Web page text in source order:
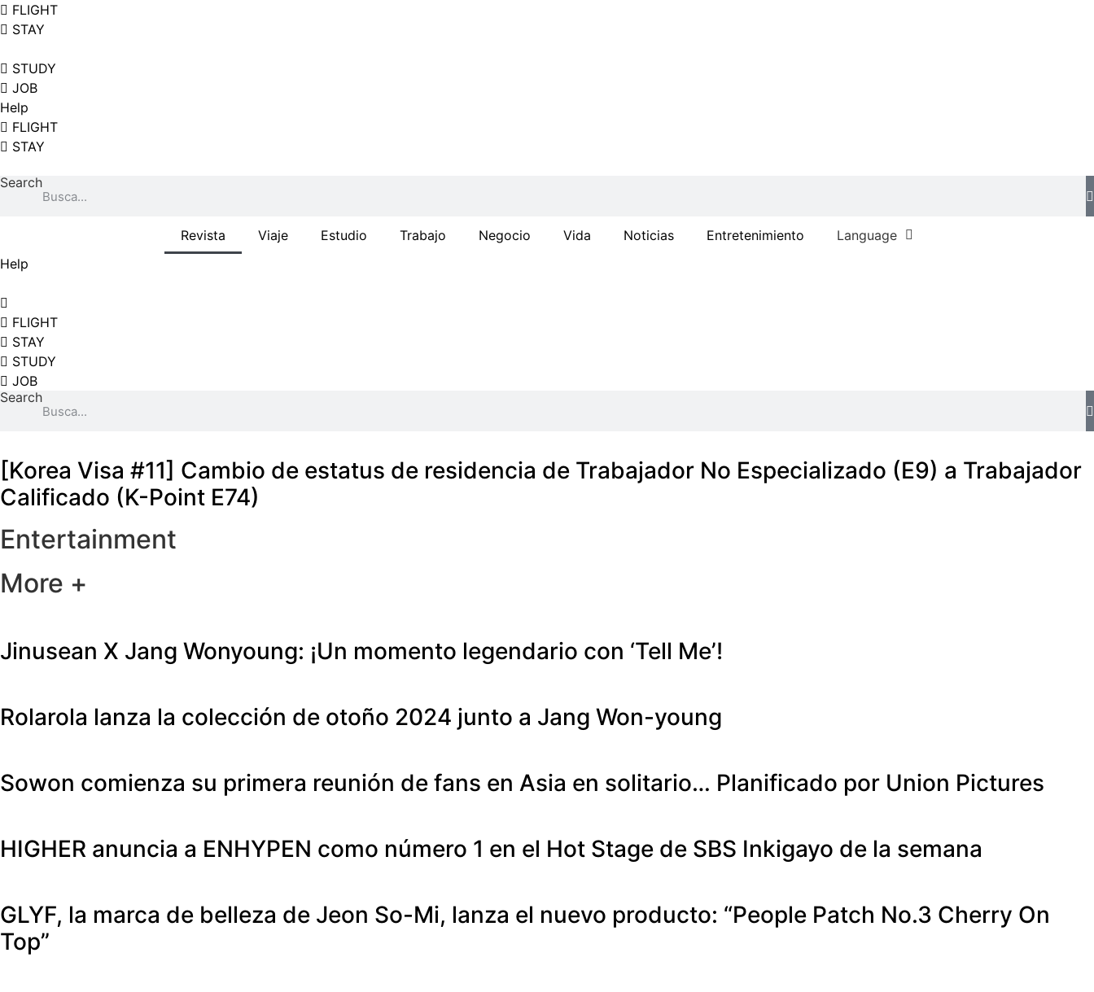
Skip
to
FLIGHT
STAY
STUDY
JOB
Help
FLIGHT
STAY
Search
Revista Viaje Estudio Trabajo Negocio Vida Noticias Entretenimiento
Language
Help
FLIGHT
STAY
STUDY
JOB
Search
[Korea Visa #11] Cambio de estatus de residencia de Trabajador No Especializado (E9) a Trabajador
Calificado (K-Point E74)
Entertainment
More +
Jinusean X Jang Wonyoung: ¡Un momento legendario con ‘Tell Me’!
Rolarola lanza la colección de otoño 2024 junto a Jang Won-young
Sowon comienza su primera reunión de fans en Asia en solitario… Planificado por Union Pictures
HIGHER anuncia a ENHYPEN como número 1 en el Hot Stage de SBS Inkigayo de la semana
GLYF, la marca de belleza de Jeon So-Mi, lanza el nuevo producto: “People Patch No.3 Cherry On
Top”